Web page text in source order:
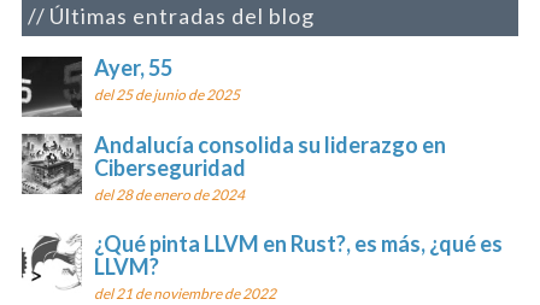
Últimas entradas del blog
Ayer, 55
del 25 de junio de 2025
Andalucía consolida su liderazgo en
Ciberseguridad
del 28 de enero de 2024
¿Qué pinta LLVM en Rust?, es más, ¿qué es
LLVM?
del 21 de noviembre de 2022